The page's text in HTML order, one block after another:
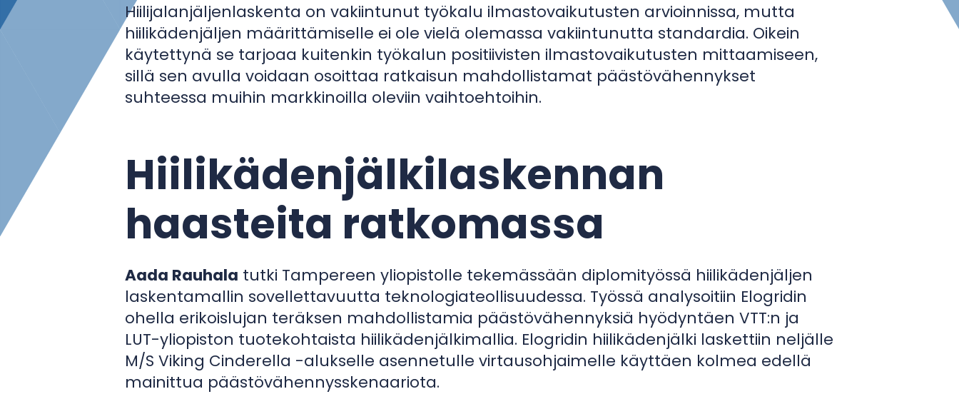
Hiilijalanjäljenlaskenta on vakiintunut työkalu ilmastovaikutusten arvioinnissa, mutta
hiilikädenjäljen määrittämiselle ei ole vielä olemassa vakiintunutta standardia. Oikein
käytettynä se tarjoaa kuitenkin työkalun positiivisten ilmastovaikutusten mittaamiseen,
sillä sen avulla voidaan osoittaa ratkaisun mahdollistamat päästövähennykset
suhteessa muihin markkinoilla oleviin vaihtoehtoihin.
Hiilikädenjälkilaskennan
haasteita ratkomassa
Aada Rauhala tutki Tampereen yliopistolle tekemässään diplomityössä hiilikädenjäljen
laskentamallin sovellettavuutta teknologiateollisuudessa. Työssä analysoitiin Elogridin
ohella erikoislujan teräksen mahdollistamia päästövähennyksiä hyödyntäen VTT:n ja
LUT-yliopiston tuotekohtaista hiilikädenjälkimallia. Elogridin hiilikädenjälki laskettiin neljälle
M/S Viking Cinderella -alukselle asennetulle virtausohjaimelle käyttäen kolmea edellä
mainittua päästövähennysskenaariota.